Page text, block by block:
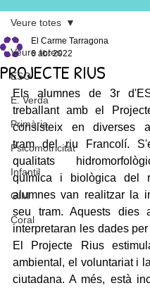
Veure totes
ESO
E. Verda
Primària
Psicomotricitat
Infantil
GIM
Coral
Veure totes
PROJECTE RIUS
El Carme Tarragona
6 abr 2022
Els alumnes de 3r
treballant amb el
consisteix en diverses
tram del riu Francolí.
qualitats
química i biològica del
alumnes van realitzar la
seu tram. Aquests dies
interpretaran les dades
El Projecte Rius
ambiental, el voluntariat i
ciutadana. A més, està